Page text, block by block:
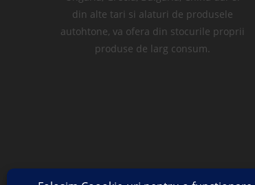
din alte tari si alaturi de produsele
autohtone, va ofera din stocurile proprii
produse de larg consum.